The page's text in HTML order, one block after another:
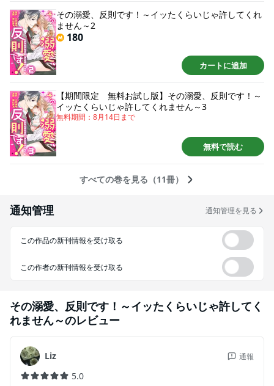
その溺愛、反則です！～イッたくらいじゃ許してくれ
ません～2
180
カートに追加
【期間限定 無料お試し版】その溺愛、反則です！～
イッたくらいじゃ許してくれません～3
無料期間： 8月14日 まで
無料で読む
すべての巻を見る（11冊）
通知管理 通知管理を見る
この作品の新刊情報を受け取る
この作者の新刊情報を受け取る
その溺愛、反則です！～イッたくらいじゃ許してく
れません～のレビュー
Liz 通報
5.0